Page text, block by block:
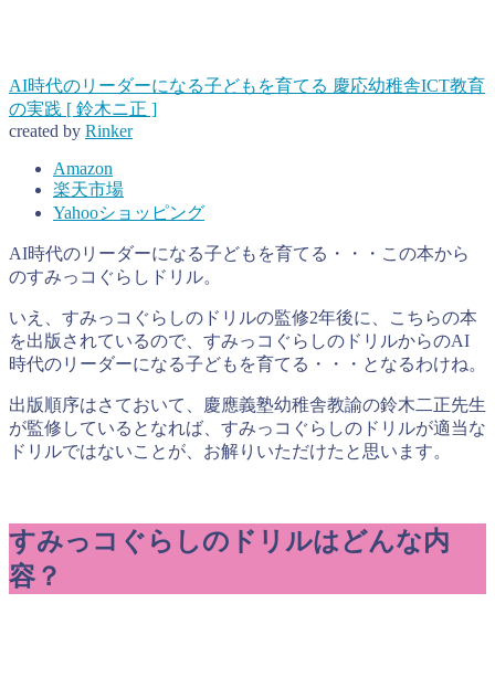
AI時代のリーダーになる子どもを育てる 慶応幼稚舎ICT教育
の実践 [ 鈴木ニ正 ]
created by Rinker
Amazon
楽天市場
Yahooショッピング
AI時代のリーダーになる子どもを育てる・・・この本から
のすみっコぐらしドリル。
いえ、すみっコぐらしのドリルの監修2年後に、こちらの本
を出版されているので、すみっコぐらしのドリルからのAI
時代のリーダーになる子どもを育てる・・・となるわけね。
出版順序はさておいて、慶應義塾幼稚舎教諭の鈴木二正先生
が監修しているとなれば、すみっコぐらしのドリルが適当な
ドリルではないことが、お解りいただけたと思います。
すみっコぐらしのドリルはどんな内
容？